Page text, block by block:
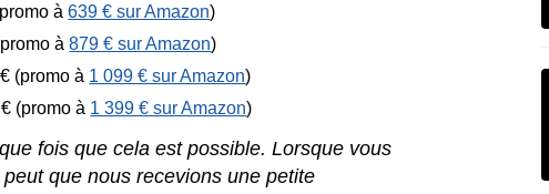
à639 € sur Amazon)
à879 € sur Amazon)
(promo à 1 099 € sur Amazon)
(promo à 1 399 € sur Amazon)
fois que cela est possible. Lorsque vous
que nous recevions une petite